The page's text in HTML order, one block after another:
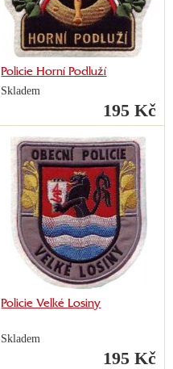
Policie Horní Podluží
Skladem
195 Kč
Policie Velké Losiny
Skladem
195 Kč